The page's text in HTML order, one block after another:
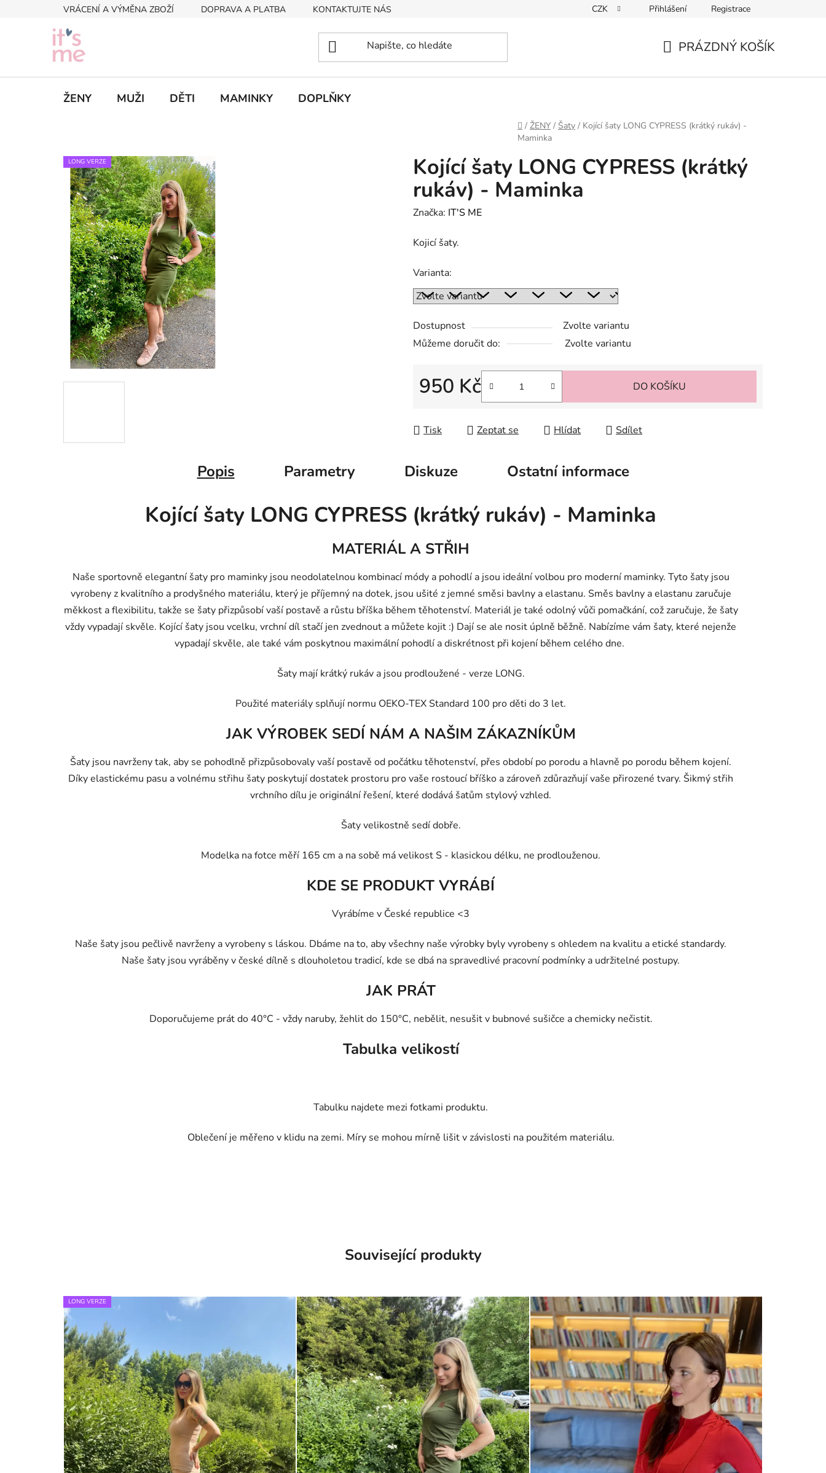
VRÁCENÍ A VÝMĚNA ZBOŽÍ DOPRAVA A PLATBA KONTAKTUJTE NÁS Podmínky ochrany osobních údajů
CZK Přihlášení Registrace
PRÁZDNÝ KOŠÍK
ŽENY MUŽI DĚTI MAMINKY DOPLŇKY
Domů
/ ŽENY / Šaty / Kojící šaty LONG CYPRESS (krátký rukáv) -
Maminka
Kojící šaty LONG CYPRESS (krátký
rukáv) - Maminka
Značka: IT'S ME
Kojicí šaty.
Varianta:
Dostupnost
Zvolte variantu
Můžeme doručit do:
Zvolte variantu
950 Kč DO KOŠÍKU
Tisk Zeptat se Hlídat Sdílet
LONG VERZE
Popis Parametry Diskuze Ostatní informace
Kojící šaty LONG CYPRESS (krátký rukáv) - Maminka
MATERIÁL A STŘIH
Naše sportovně elegantní šaty pro maminky jsou neodolatelnou kombinací módy a pohodlí a jsou ideální volbou pro moderní maminky. Tyto šaty jsou
vyrobeny z kvalitního a prodyšného materiálu, který je příjemný na dotek, jsou ušité z jemné směsi bavlny a elastanu. Směs bavlny a elastanu zaručuje
měkkost a flexibilitu, takže se šaty přizpůsobí vaší postavě a růstu bříška během těhotenství. Materiál je také odolný vůči pomačkání, což zaručuje, že šaty
vždy vypadají skvěle. Kojící šaty jsou vcelku, vrchní díl stačí jen zvednout a můžete kojit :) Dají se ale nosit úplně běžně. Nabízíme vám šaty, které nejenže
vypadají skvěle, ale také vám poskytnou maximální pohodlí a diskrétnost při kojení během celého dne.
Šaty mají krátký rukáv a jsou prodloužené - verze LONG.
Použité materiály splňují normu OEKO-TEX Standard 100 pro děti do 3 let.
JAK VÝROBEK SEDÍ NÁM A NAŠIM ZÁKAZNÍKŮM
Šaty jsou navrženy tak, aby se pohodlně přizpůsobovaly vaší postavě od počátku těhotenství, přes období po porodu a hlavně po porodu během kojení.
Díky elastickému pasu a volnému střihu šaty poskytují dostatek prostoru pro vaše rostoucí bříško a zároveň zdůrazňují vaše přirozené tvary. Šikmý střih
vrchního dílu je originální řešení, které dodává šatům stylový vzhled.
Šaty velikostně sedí dobře.
Modelka na fotce měří 165 cm a na sobě má velikost S - klasickou délku, ne prodlouženou.
KDE SE PRODUKT VYRÁBÍ
Vyrábíme v České republice <3
Naše šaty jsou pečlivě navrženy a vyrobeny s láskou. Dbáme na to, aby všechny naše výrobky byly vyrobeny s ohledem na kvalitu a etické standardy.
Naše šaty jsou vyráběny v české dílně s dlouholetou tradicí, kde se dbá na spravedlivé pracovní podmínky a udržitelné postupy.
JAK PRÁT
Doporučujeme prát do 40°C - vždy naruby, žehlit do 150°C, nebělit, nesušit v bubnové sušičce a chemicky nečistit.
Tabulka velikostí
Tabulku najdete mezi fotkami produktu.
Oblečení je měřeno v klidu na zemi. Míry se mohou mírně lišit v závislosti na použitém materiálu.
Související produkty
LONG VERZE